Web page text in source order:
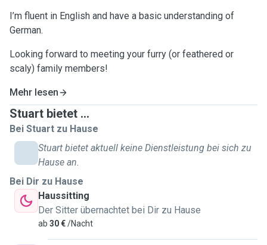
I’m fluent in English and have a basic understanding of
German.
Looking forward to meeting your furry (or feathered or
scaly) family members!
Mehr lesen
Stuart bietet ...
Bei Stuart zu Hause
Stuart bietet aktuell keine Dienstleistung bei sich zu
Hause an.
Bei Dir zu Hause
Haussitting
Der Sitter übernachtet bei Dir zu Hause
ab 30 €/Nacht